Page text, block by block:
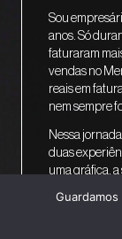
Sou
anos. Só
faturaram
vendas no
reais em
nem sempre
Nessa
duas
uma gráfica,
nunca mais
meu próprio